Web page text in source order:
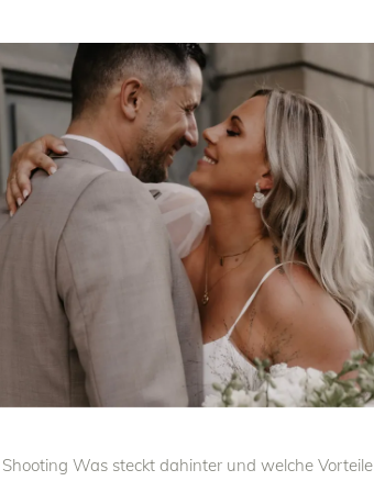
Was steckt dahinter und welche